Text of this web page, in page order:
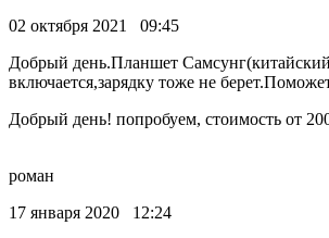
02 октября 2021 09:45
Добрый день.Планшет
включается,зарядку тоже не
Добрый день! попробуем, стоимость от
роман
17 января 2020 12:24